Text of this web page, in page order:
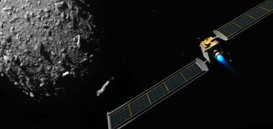
seguir
contenido
coste.
botón
a la
ACEPTAR
Y
CONTINUAR
CONFIGURACIÓN